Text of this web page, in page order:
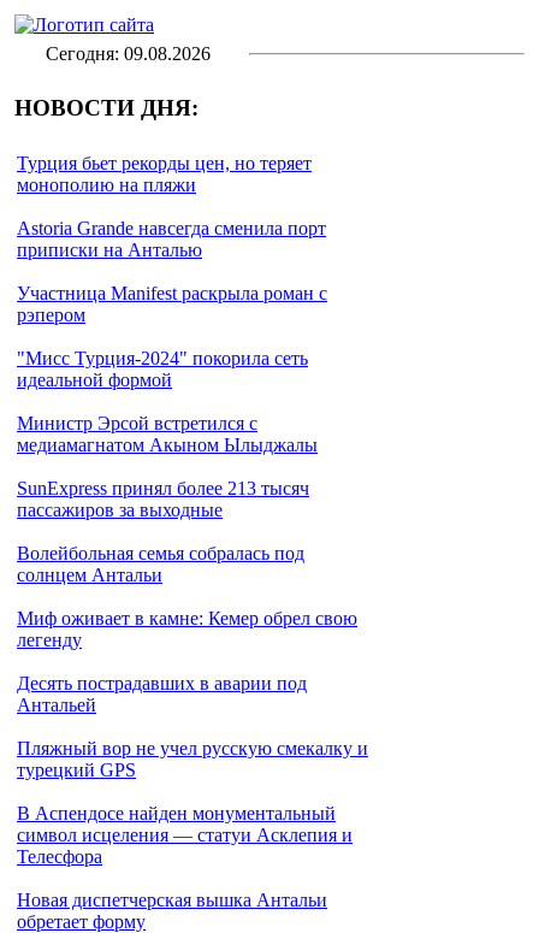
Сегодня: 09.08.2026
НОВОСТИ ДНЯ:
Турция бьет рекорды цен, но теряет
монополию на пляжи
Astoria Grande навсегда сменила порт
приписки на Анталью
Участница Manifest раскрыла роман с
рэпером
"Мисс Турция-2024" покорила сеть
идеальной формой
Министр Эрсой встретился с
медиамагнатом Акыном Ылыджалы
SunExpress принял более 213 тысяч
пассажиров за выходные
Волейбольная семья собралась под
солнцем Антальи
Миф оживает в камне: Кемер обрел свою
легенду
Десять пострадавших в аварии под
Антальей
Пляжный вор не учел русскую смекалку и
турецкий GPS
В Аспендосе найден монументальный
символ исцеления — статуи Асклепия и
Телесфора
Новая диспетчерская вышка Антальи
обретает форму